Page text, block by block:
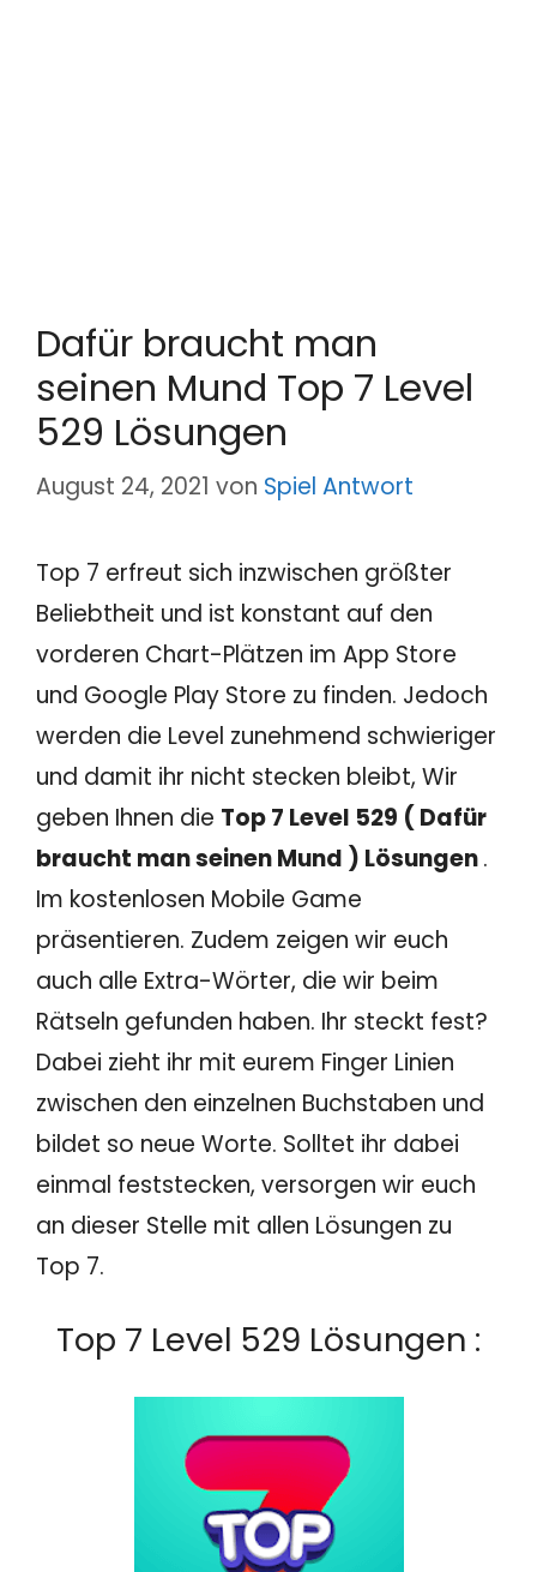
Dafür braucht man
seinen Mund Top 7 Level
529 Lösungen
August 24, 2021 von Spiel Antwort
Top 7 erfreut sich inzwischen größter
Beliebtheit und ist konstant auf den
vorderen Chart-Plätzen im App Store
und Google Play Store zu finden. Jedoch
werden die Level zunehmend schwieriger
und damit ihr nicht stecken bleibt, Wir
geben Ihnen die Top 7 Level 529 ( Dafür
braucht man seinen Mund ) Lösungen.
Im kostenlosen Mobile Game
präsentieren. Zudem zeigen wir euch
auch alle Extra-Wörter, die wir beim
Rätseln gefunden haben. Ihr steckt fest?
Dabei zieht ihr mit eurem Finger Linien
zwischen den einzelnen Buchstaben und
bildet so neue Worte. Solltet ihr dabei
einmal feststecken, versorgen wir euch
an dieser Stelle mit allen Lösungen zu
Top 7.
Top 7 Level 529 Lösungen :